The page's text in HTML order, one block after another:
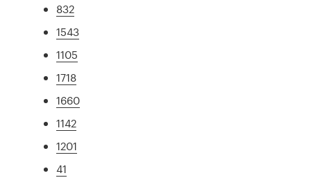
832
1543
1105
1718
1660
1142
1201
41